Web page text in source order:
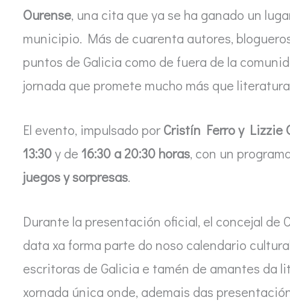
Ourense, una cita que ya se ha ganado un
municipio. Más de cuarenta autores,
puntos de Galicia como de fuera de la
jornada que promete mucho más que
El evento, impulsado por Cristín Ferro y Lizzie
13:30y de 16:30 a 20:30 horas, con un
juegos y sorpresas.
Durante la presentación oficial, el concejal de
data xa forma parte do noso calendario
escritoras de Galicia e tamén de amantes da
xornada única onde, ademais das